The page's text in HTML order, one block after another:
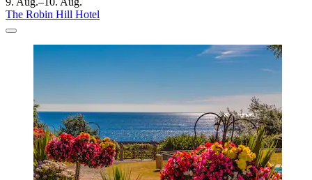
The Robin Hill Hotel